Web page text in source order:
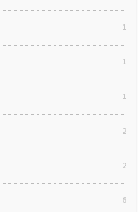
1
1
1
2
2
6